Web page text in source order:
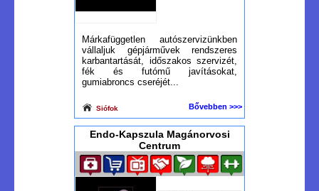
Márkafüggetlen autószervizünkben
vállaljuk gépjárművek rendszeres
karbantartását, időszakos szervizét,
fék és futómű javításokat,
gumiabroncs cseréjét...
Siófok Bővebben >>>
Endo-Kapszula Magánorvosi
Centrum